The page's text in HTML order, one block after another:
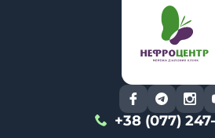
+38 (077)